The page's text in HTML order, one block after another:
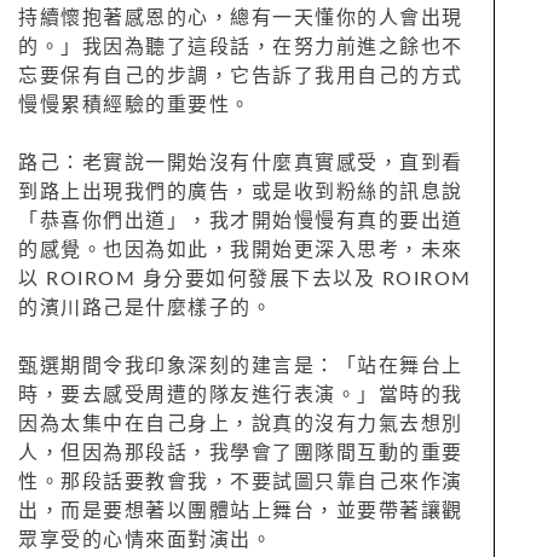
持續懷抱著感恩的心，總有一天懂你的人會出現
的。」我因為聽了這段話，在努力前進之餘也不
忘要保有自己的步調，它告訴了我用自己的方式
慢慢累積經驗的重要性。
路己：老實說一開始沒有什麼真實感受，直到看
到路上出現我們的廣告，或是收到粉絲的訊息說
「恭喜你們出道」，我才開始慢慢有真的要出道
的感覺。也因為如此，我開始更深入思考，未來
以 ROIROM 身分要如何發展下去以及 ROIROM
的濱川路己是什麼樣子的。
甄選期間令我印象深刻的建言是：「站在舞台上
時，要去感受周遭的隊友進行表演。」當時的我
因為太集中在自己身上，說真的沒有力氣去想別
人，但因為那段話，我學會了團隊間互動的重要
性。那段話要教會我，不要試圖只靠自己來作演
出，而是要想著以團體站上舞台，並要帶著讓觀
眾享受的心情來面對演出。